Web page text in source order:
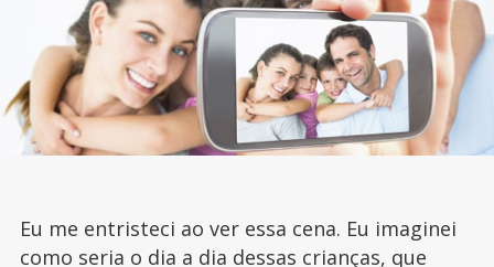
Eu me entristeci ao ver essa cena. Eu imaginei
como seria o dia a dia dessas crianças, que